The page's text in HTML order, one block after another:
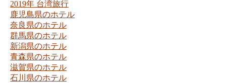
2019年 台湾旅行
鹿児島県のホテル
奈良県のホテル
群馬県のホテル
新潟県のホテル
青森県のホテル
滋賀県のホテル
石川県のホテル